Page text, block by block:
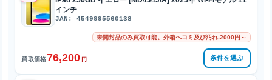
インチ
JAN: 4549995560138
未開封品のみ買取可能。外箱ヘコミ及び汚れ-2000円～
買取価格76,200 円 条件を選ぶ